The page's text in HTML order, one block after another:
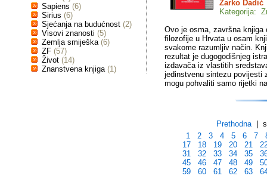
Sapiens (6)
Sirius (6)
Sjećanja na budućnost (2)
Visovi znanosti (5)
Zemlja smiješka (6)
ZF (57)
Život (14)
Znanstvena knjiga (1)
Žarko Dadić
Kategorija:
Ovo je osma, završna knjiga
filozofije u Hrvata u osam
svakome razumljiv način.
rezultat je dugogodišnjeg
izdavača iz vlastitih
jedinstvenu sintezu povijesti
mogu pohvaliti samo rijetki
Prethodna|
1
2 3 4 5 6 7
17
18 19 20 21
31
32 33 34 35
45
46 47 48 49
59
60 61 62 63